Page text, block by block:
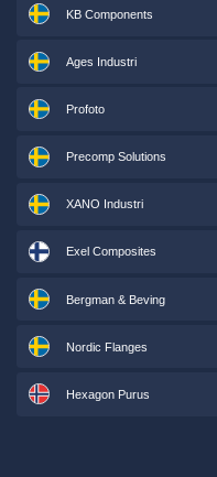
KB Components
Ages Industri
Profoto
Precomp Solutions
XANO Industri
Exel Composites
Bergman & Beving
Nordic Flanges
Hexagon Purus